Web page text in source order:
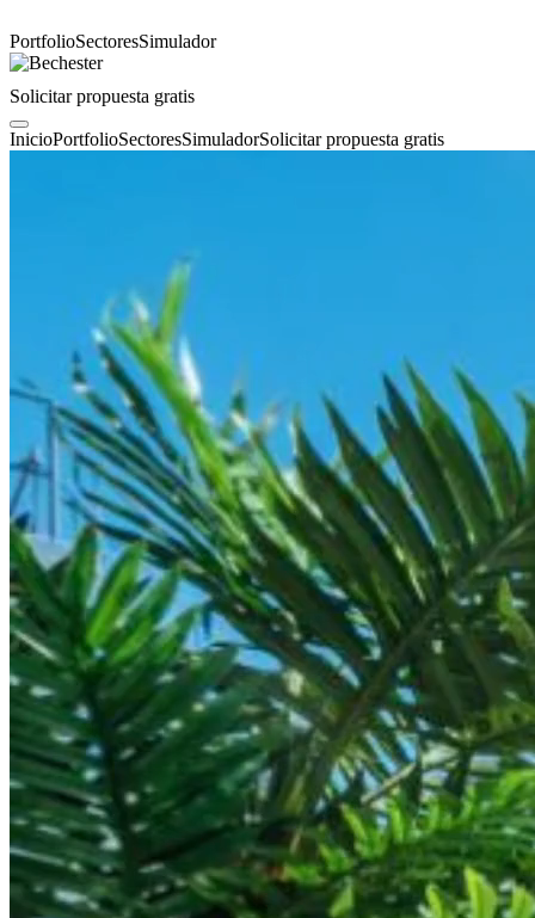
PortfolioSectoresSimulador
Solicitar propuesta gratis
InicioPortfolioSectoresSimuladorSolicitar propuesta gratis